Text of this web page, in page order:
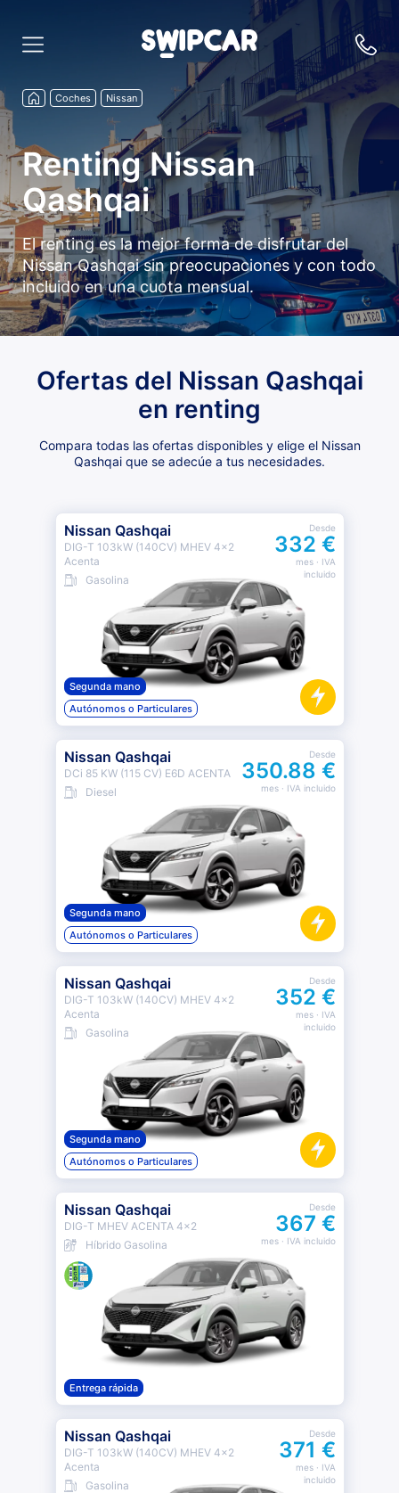
Coches Nissan
Renting Nissan
Qashqai
El renting es la mejor forma de disfrutar del
Nissan Qashqai sin preocupaciones y con todo
incluido en una cuota mensual.
Ofertas del Nissan Qashqai
en renting
Compara todas las ofertas disponibles y elige el Nissan
Qashqai que se adecúe a tus necesidades.
Nissan Qashqai
DIG-T 103kW (140CV) MHEV 4x2
Acenta
Gasolina
Desde
332 €
mes· IVA
incluido
Segunda mano
Autónomos o Particulares
Nissan Qashqai
DCi 85 KW (115 CV) E6D ACENTA
Diesel
Desde
350.88 €
mes· IVA incluido
Segunda mano
Autónomos o Particulares
Nissan Qashqai
DIG-T 103kW (140CV) MHEV 4x2
Acenta
Gasolina
Desde
352 €
mes· IVA
incluido
Segunda mano
Autónomos o Particulares
Nissan Qashqai
DIG-T MHEV ACENTA 4x2
Híbrido Gasolina
Desde
367 €
mes· IVA incluido
Entrega rápida
Nissan Qashqai
DIG-T 103kW (140CV) MHEV 4x2
Acenta
Gasolina
Desde
371 €
mes· IVA
incluido